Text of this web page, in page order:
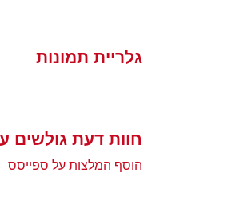
גלריית תמונות
חוות דעת גולשים
הוסף המלצות על ספייסס